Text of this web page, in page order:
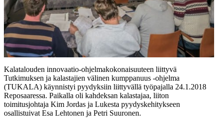
Kalatalouden innovaatio-ohjelmakokonaisuuteen liittyvä
Tutkimuksen ja kalastajien välinen kumppanuus -ohjelma
(TUKALA) käynnistyi pyydyksiin liittyvällä työpajalla 24.1.2018
Reposaaressa. Paikalla oli kahdeksan kalastajaa, liiton
toimitusjohtaja Kim Jordas ja Lukesta pyydyskehitykseen
osallistuivat Esa Lehtonen ja Petri Suuronen.